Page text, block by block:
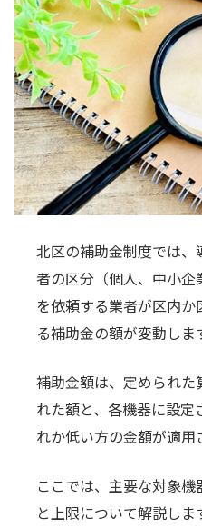
北区の補助金制度では
者の区分（個人、中小
を依頼する業者が区内
る補助金の額が変動しま
補助金額は、定められ
れた額と、各機器に設
れか低い方の金額が適用
ここでは、主要な対象
と上限について解説しま